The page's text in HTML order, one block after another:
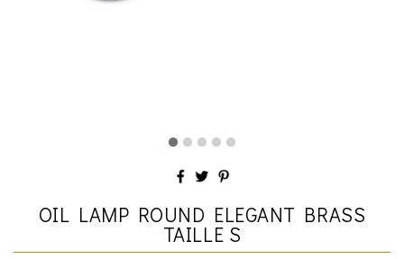
OIL LAMP ROUND ELEGANT BRASS
TAILLE S